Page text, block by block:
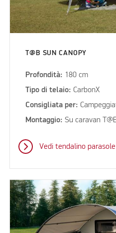
T@B SUN CANOPY
Profondità: 180 cm
Tipo di telaio:CarbonX
Consigliata per:
Montaggio:Su caravan
Vedi tendalino parasole